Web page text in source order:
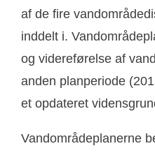
af de fire
inddelt i.
og videreførelse af
anden planperiode
et opdateret
Vandområdeplanerne